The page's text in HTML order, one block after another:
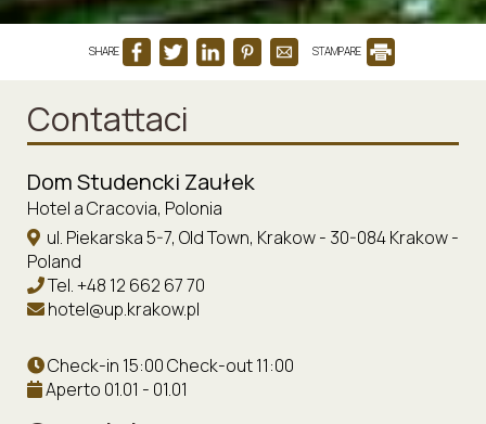
SHARE STAMPARE
Contattaci
Dom Studencki Zaułek
Hotel a Cracovia, Polonia
ul. Piekarska 5-7, Old Town, Krakow - 30-084 Krakow -
Poland
Tel.+48 12 662 67 70
hotel@up.krakow.pl
Check-in 15:00 Check-out 11:00
Aperto 01.01 - 01.01